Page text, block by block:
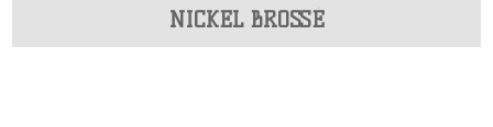
NICKEL BROSSÉ